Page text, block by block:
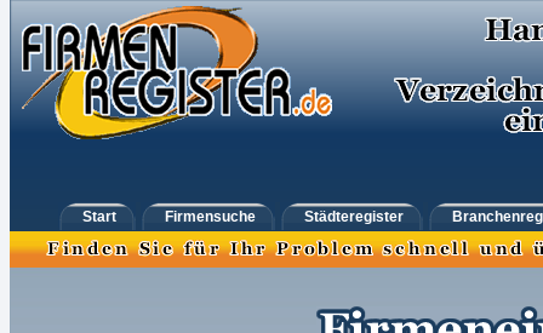
Start Firmensuche Städteregister